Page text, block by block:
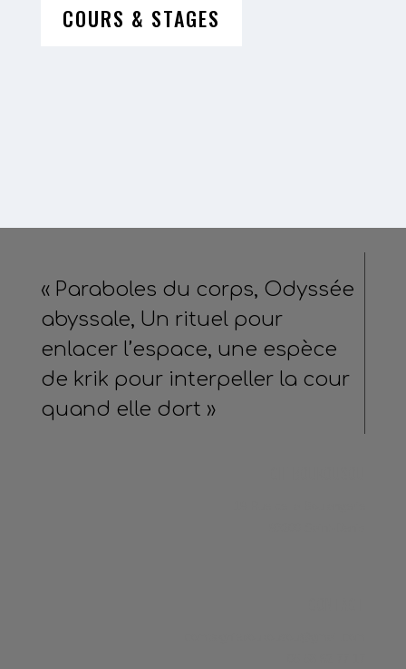
COURS & STAGES
« Paraboles du corps, Odyssée
abyssale, Un rituel pour
enlacer l’espace, une espèce
de krik pour interpeller la cour
quand elle dort »